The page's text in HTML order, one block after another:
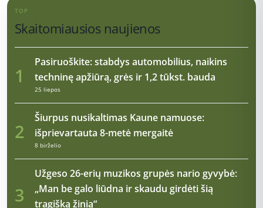
TOP
Skaitomiausios naujienos
1
Pasiruoškite: stabdys automobilius, naikins
techninę apžiūrą, grės ir 1,2 tūkst. bauda
25 liepos
2
Šiurpus nusikaltimas Kaune namuose:
išprievartauta 8-metė mergaitė
8 birželio
3
Užgeso 26-erių muzikos grupės nario gyvybė:
„Man be galo liūdna ir skaudu girdėti šią
tragišką žinią“